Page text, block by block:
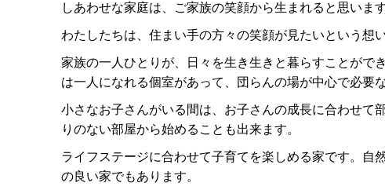
しあわせな家庭は、ご家族の笑顔から生まれると思います
わたしたちは、住まい手の方々の笑顔が見たいという想い
家族の一人ひとりが、日々を生き生きと暮らすことがで
は一人になれる個室があって、団らんの場が中心で必要
小さなお子さんがいる間は、お子さんの成長に合わせて
りのない部屋から始めることも出来ます。
ライフステージに合わせて子育てを楽しめる家です。自
の良い家でもあります。